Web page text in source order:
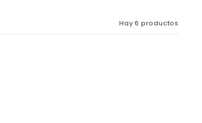
Hay 6 productos